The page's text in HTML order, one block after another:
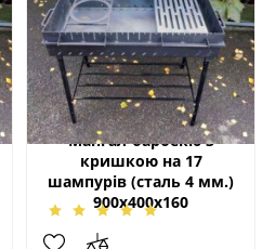
Мангал-барбекю з
кришкою на 17
шампурів (сталь 4 мм.)
900х400х160